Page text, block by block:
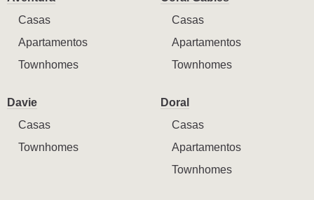
Casas
Apartamentos
Townhomes
Casas
Apartamentos
Townhomes
Davie
Casas
Townhomes
Doral
Casas
Apartamentos
Townhomes